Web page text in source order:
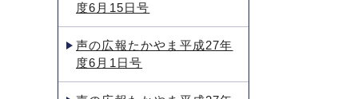
度6月15日号
声の広報たかやま平成27年
度6月1日号